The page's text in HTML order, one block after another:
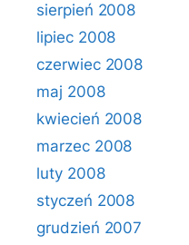
sierpień 2008
lipiec 2008
czerwiec 2008
maj 2008
kwiecień 2008
marzec 2008
luty 2008
styczeń 2008
grudzień 2007